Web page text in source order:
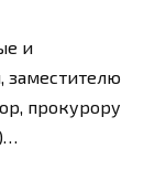
и
заместителю
прокурору